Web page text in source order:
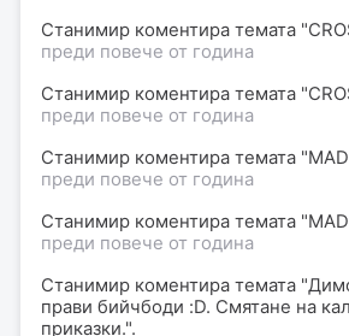
Станимир коментира темата
преди повече от година
Станимир коментира темата
преди повече от година
Станимир коментира темата
преди повече от година
Станимир коментира темата
преди повече от година
Станимир коментира темата
прави бийчбоди :D. Смятане на
приказки.".